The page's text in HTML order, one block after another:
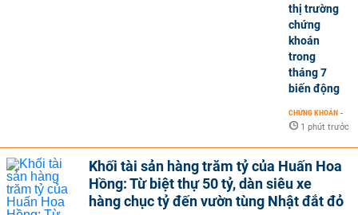
thị trường
chứng
khoán
trong
tháng 7
biến động
CHỨNG KHOÁN -
1 phút trước
Khối tài sản hàng trăm tỷ của Huấn Hoa
Hồng: Từ biệt thự 50 tỷ, dàn siêu xe
hàng chục tỷ đến vườn tùng Nhật đắt đỏ